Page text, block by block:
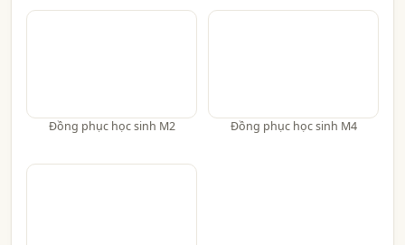
Đồng phục học sinh M2 Đồng phục học sinh M4